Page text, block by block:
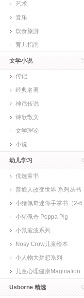
艺术
音乐
饮食旅游
育儿指南
文学小说
传记
经典名著
神话传说
诗歌散文
文学理论
小说
幼儿学习
优选童书
普通人改变世界 系列丛书
小猪佩奇迷你手掌书（2-6
岁)
小猪佩奇 Peppa Pig
小鼠波波系列
Nosy Crow儿童绘本
小人物大梦想系列
儿童心理健康Magination
Press
Usborne 精选